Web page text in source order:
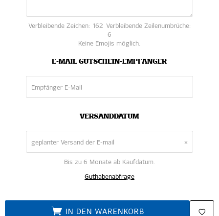
Verbleibende Zeichen: 162 Verbleibende Zeilenumbrüche:
6
Keine Emojis möglich.
E-MAIL GUTSCHEIN-EMPFÄNGER
VERSANDDATUM
×
Bis zu 6 Monate ab Kaufdatum.
Guthabenabfrage
IN DEN WARENKORB